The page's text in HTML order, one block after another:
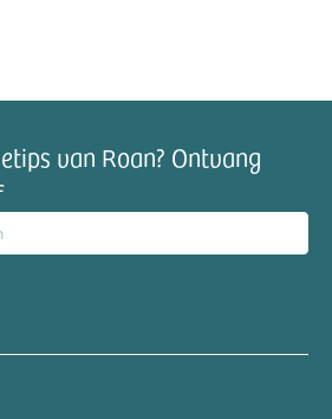
van Roan? Ontvang